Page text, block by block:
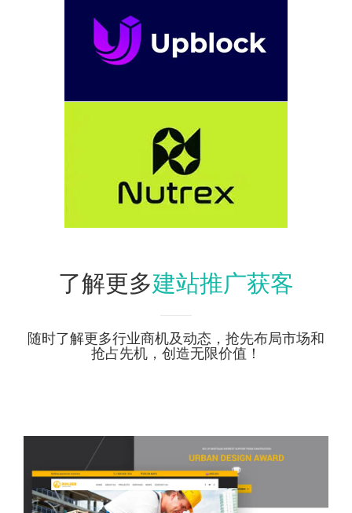
了解更多建站推广获客
随时了解更多行业商机及动态，抢先布局市场和
抢占先机，创造无限价值！